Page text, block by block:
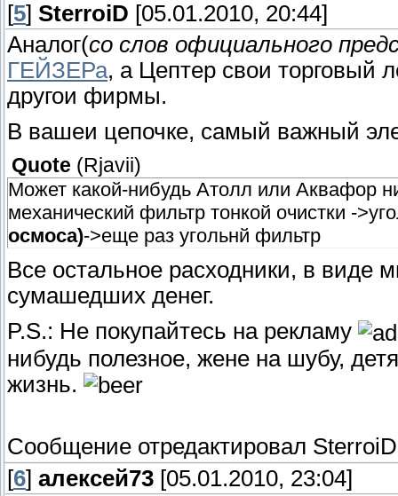
[5] SterroiD [05.01.2010, 20:44]
Аналог(со слов официального
ГЕЙЗЕРа, а Цептер свои торговый
другои фирмы.
В вашеи цепочке, самый важный
Quote (Rjavii)
Может какой-нибудь Атолл или Аквафор
механический фильтр тонкой очистки -
осмоса)->еще раз угольнй фильтр
Все остальное расходники, в виде
сумашедших денег.
P.S.: Не покупайтесь на рекламу
нибудь полезное, жене на шубу,
жизнь.
Сообщение отредактировал SterroiD
[6] алексей73 [05.01.2010, 23:04]